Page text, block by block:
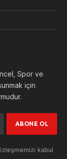
Spor ve
için
kabul